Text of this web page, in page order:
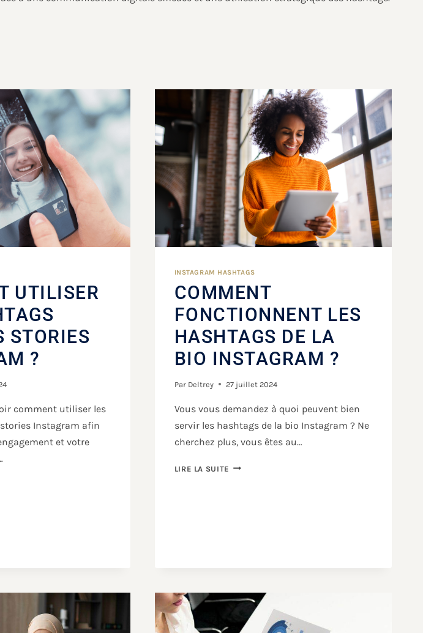
UTILISER
STORIES
?
comment utiliser les
Instagram afin
et votre
INSTAGRAM HASHTAGS
COMMENT
FONCTIONNENT LES
HASHTAGS DE LA
BIO INSTAGRAM ?
Par Deltrey 27 juillet 2024
Vous vous demandez à quoi peuvent bien
servir les hashtags de la bio Instagram ? Ne
cherchez plus, vous êtes au…
LIRE LA SUITE